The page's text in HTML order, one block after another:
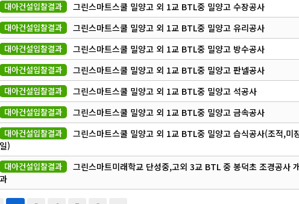
대아건설입찰결과 그린스마트스쿨 밀양고 외 1교 BTL중 밀양고 수장공사
대아건설입찰결과 그린스마트스쿨 밀양고 외 1교 BTL중 밀양고 유리공사
대아건설입찰결과 그린스마트스쿨 밀양고 외 1교 BTL중 밀양고 방수공사
대아건설입찰결과 그린스마트스쿨 밀양고 외 1교 BTL중 밀양고 판넬공사
대아건설입찰결과 그린스마트스쿨 밀양고 외 1교 BTL중 밀양고 석공사
대아건설입찰결과 그린스마트스쿨 밀양고 외 1교 BTL중 밀양고 금속공사
대아건설입찰결과
그린스마트스쿨 밀양고 외 1교 BTL중 밀양고 습식공사(조적,미
일)
대아건설입찰결과
그린스마트미래학교 단성중,고외 3교 BTL 중 봉덕초 조경공사
과